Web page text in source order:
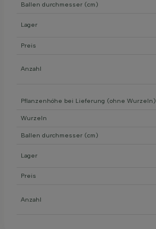
Ballen durchmesser (cm)
Lager
Preis
Anzahl
Pflanzenhöhe bei Lieferung (ohne Wurzeln)
Wurzeln
Ballen durchmesser (cm)
Lager
Preis
Anzahl